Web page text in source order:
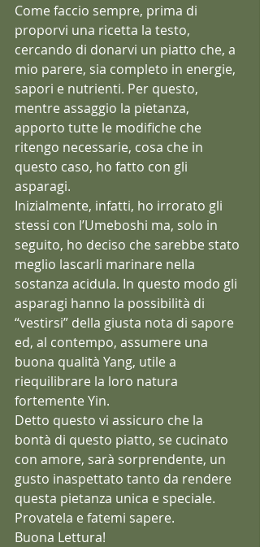
Come faccio sempre, prima di
proporvi una ricetta la testo,
cercando di donarvi un piatto che, a
mio parere, sia completo in energie,
sapori e nutrienti. Per questo,
mentre assaggio la pietanza,
apporto tutte le modifiche che
ritengo necessarie, cosa che in
questo caso, ho fatto con gli
asparagi.
Inizialmente, infatti, ho irrorato gli
stessi con l’Umeboshi ma, solo in
seguito, ho deciso che sarebbe stato
meglio lascarli marinare nella
sostanza acidula. In questo modo gli
asparagi hanno la possibilità di
“vestirsi” della giusta nota di sapore
ed, al contempo, assumere una
buona qualità Yang, utile a
riequilibrare la loro natura
fortemente Yin.
Detto questo vi assicuro che la
bontà di questo piatto, se cucinato
con amore, sarà sorprendente, un
gusto inaspettato tanto da rendere
questa pietanza unica e speciale.
Provatela e fatemi sapere.
Buona Lettura!